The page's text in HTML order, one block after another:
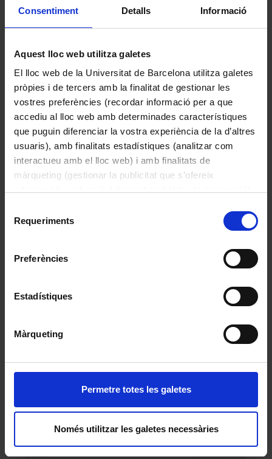
Consentiment Detalls Informació
Aquest lloc web utilitza galetes
El lloc web de la Universitat de Barcelona utilitza galetes
pròpies i de tercers amb la finalitat de gestionar les
vostres preferències (recordar informació per a que
accediu al lloc web amb determinades característiques
que puguin diferenciar la vostra experiència de la d’altres
usuaris), amb finalitats estadístiques (analitzar com
interactueu amb el lloc web) i amb finalitats de
màrqueting (gestionar la publicitat que s’ofereix
consultar laPolítica de galetes del lloc web de la
Requeriments
Preferències
Estadístiques
Màrqueting
Permetre totes les galetes
Només utilitzar les galetes necessàries
(cambra fotogràfica) actua com una
càmera fotogràfica sense objectiu
l'espectre sobre la placa fotogràfica.
Després de l'exposició i el revelat, s'obté
un espectrograma: una imatge amb una
sèrie de línies que corresponen a la
composició química de la font de llum.
Dades històriques:
Es va utilitzar amb rajos ultra-violeta per
sistema de fotografia pot variar la seva
posició entre 0 i 16 cm, amb una precisió
FUESS.
Desconegut
Espectrofotòmetre